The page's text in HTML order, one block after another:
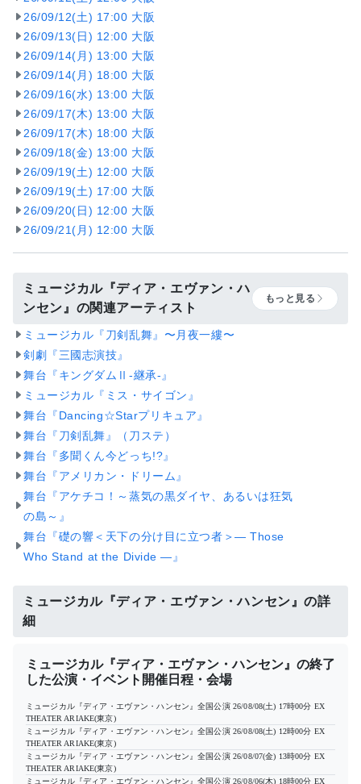
26/09/12(土) 17:00 大阪
26/09/13(日) 12:00 大阪
26/09/14(月) 13:00 大阪
26/09/14(月) 18:00 大阪
26/09/16(水) 13:00 大阪
26/09/17(木) 13:00 大阪
26/09/17(木) 18:00 大阪
26/09/18(金) 13:00 大阪
26/09/19(土) 12:00 大阪
26/09/19(土) 17:00 大阪
26/09/20(日) 12:00 大阪
26/09/21(月) 12:00 大阪
ミュージカル『ディア・エヴァン・ハ
ンセン』の関連アーティスト
もっと見る
ミュージカル『刀剣乱舞』〜月夜一縷〜
剣劇『三國志演技』
舞台『キングダムⅡ-継承-』
ミュージカル『ミス・サイゴン』
舞台『Dancing☆Starプリキュア』
舞台『刀剣乱舞』（刀ステ）
舞台『多聞くん今どっち!?』
舞台『アメリカン・ドリーム』
舞台『アケチコ！～蒸気の黒ダイヤ、あるいは狂気
の島～』
舞台『礎の響＜天下の分け目に立つ者＞― Those
Who Stand at the Divide ―』
ミュージカル『ディア・エヴァン・ハンセン』の詳
細
ミュージカル『ディア・エヴァン・ハンセン』の終了
した公演・イベント開催日程・会場
ミュージカル『ディア・エヴァン・ハンセン』全国公演 26/08/08(土) 17時00分 EX
THEATER ARIAKE(東京)
ミュージカル『ディア・エヴァン・ハンセン』全国公演 26/08/08(土) 12時00分 EX
THEATER ARIAKE(東京)
ミュージカル『ディア・エヴァン・ハンセン』全国公演 26/08/07(金) 13時00分 EX
THEATER ARIAKE(東京)
ミュージカル『ディア・エヴァン・ハンセン』全国公演 26/08/06(木) 18時00分 EX